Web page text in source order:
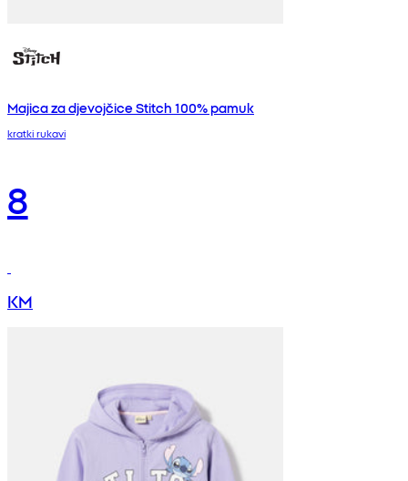
Majica za djevojčice Stitch 100% pamuk
kratki rukavi
8
KM